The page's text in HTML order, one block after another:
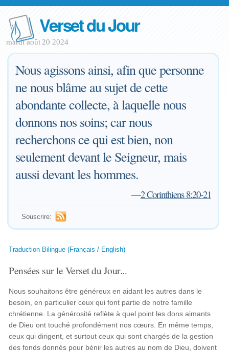
Verset du Jour
mardi août 20 2024
Nous agissons ainsi, afin que personne
ne nous blâme au sujet de cette
abondante collecte, à laquelle nous
donnons nos soins; car nous
recherchons ce qui est bien, non
seulement devant le Seigneur, mais
aussi devant les hommes.
—2 Corinthiens 8:20-21
Souscrire:
Traduction Bilingue (Français / English)
Pensées sur le Verset du Jour...
Nous souhaitons être généreux en aidant les autres dans le
besoin, en particulier ceux qui font partie de notre famille
chrétienne. La générosité reflète à quel point les dons aimants
de Dieu ont touché profondément nos cœurs. En même temps,
ceux qui dirigent, et surtout ceux qui sont chargés de la gestion
des fonds donnés pour bénir les autres au nom de Dieu, doivent